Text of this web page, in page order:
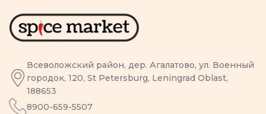
Всеволожский район, дер. Агалатово, ул. Военный
городок, 120, St Petersburg, Leningrad Oblast,
188653
8900-659-5507